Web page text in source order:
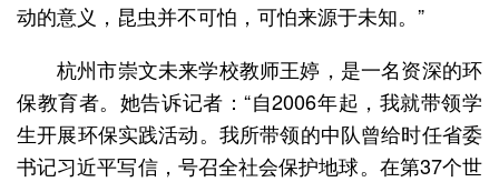
动的意义，昆虫并不可怕，可怕来源于未知。”
杭州市崇文未来学校教师王婷，是一名资深的环
保教育者。她告诉记者：“自2006年起，我就带领学
生开展环保实践活动。我所带领的中队曾给时任省委
书记习近平写信，号召全社会保护地球。在第37个世